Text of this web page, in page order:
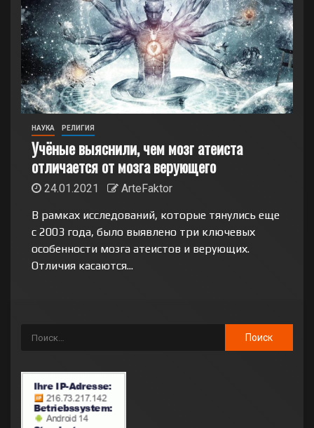
НАУКА РЕЛИГИЯ
Учёные выяснили, чем мозг атеиста
отличается от мозга верующего
24.01.2021
ArteFaktor
В рамках исследований, которые тянулись еще
с 2003 года, было выявлено три ключевых
особенности мозга атеистов и верующих.
Отличия касаются...